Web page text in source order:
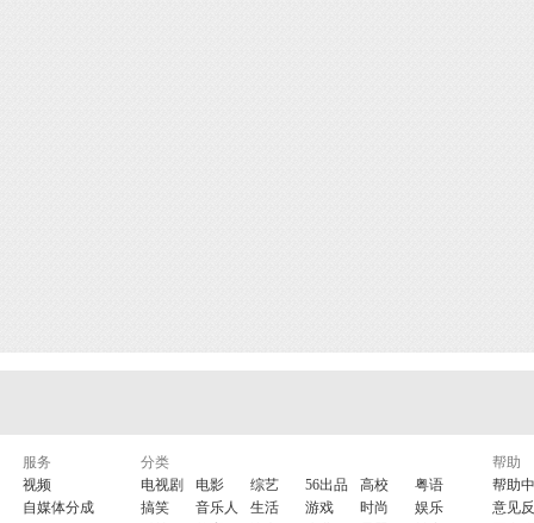
服务
视频
自媒体分成
分类
电视剧
电影 综艺 56出品 高校
粤语
搞笑
音乐人 生活 游戏 时尚
娱乐
帮助
帮助
意见